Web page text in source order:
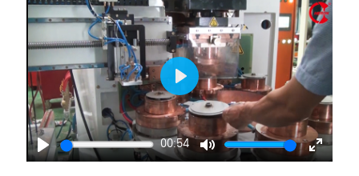
Play
00:54
Mute
Enter
Play